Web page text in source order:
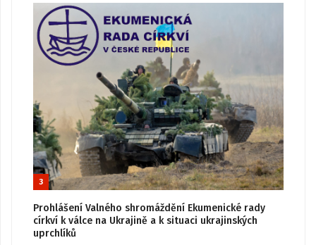
3
Prohlášení Valného shromáždění Ekumenické rady
církví k válce na Ukrajině a k situaci ukrajinských
uprchlíků